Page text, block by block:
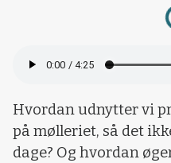
Hvordan udnytter vi
på mølleriet, så det
dage? Og hvordan